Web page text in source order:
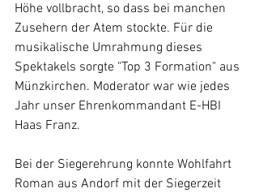
Höhe vollbracht, so dass bei manchen
Zusehern der Atem stockte. Für die
musikalische Umrahmung dieses
Spektakels sorgte "Top 3 Formation" aus
Münzkirchen. Moderator war wie jedes
Jahr unser Ehrenkommandant E-HBI
Haas Franz.
Bei der Siegerehrung konnte Wohlfahrt
Roman aus Andorf mit der Siegerzeit